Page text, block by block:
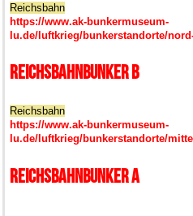
Reichsbahn
https://www.ak-bunkermuseum-
lu.de/luftkrieg/bunkerstandorte/
Reichsbahnbunker B
Reichsbahn
https://www.ak-bunkermuseum-
lu.de/luftkrieg/bunkerstandorte/
Reichsbahnbunker A